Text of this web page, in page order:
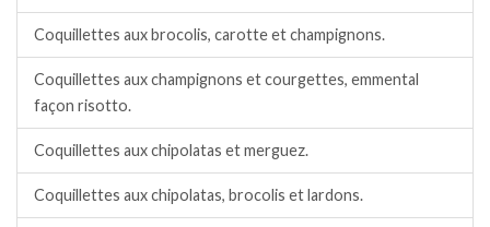
Coquillettes aux brocolis, carotte et champignons.
Coquillettes aux champignons et courgettes, emmental
façon risotto.
Coquillettes aux chipolatas et merguez.
Coquillettes aux chipolatas, brocolis et lardons.